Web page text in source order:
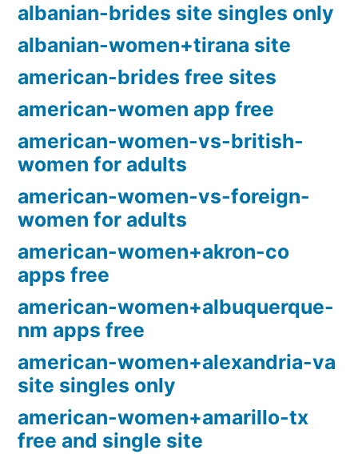
albanian-brides site singles only
albanian-women+tirana site
american-brides free sites
american-women app free
american-women-vs-british-
women for adults
american-women-vs-foreign-
women for adults
american-women+akron-co
apps free
american-women+albuquerque-
nm apps free
american-women+alexandria-va
site singles only
american-women+amarillo-tx
free and single site